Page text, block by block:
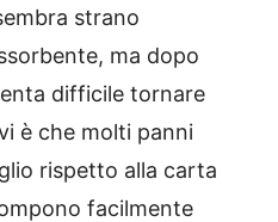
strano
ma dopo
difficile tornare
è che molti panni
rispetto alla carta
facilmente